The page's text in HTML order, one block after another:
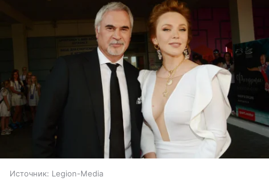
Источник: Legion-Media